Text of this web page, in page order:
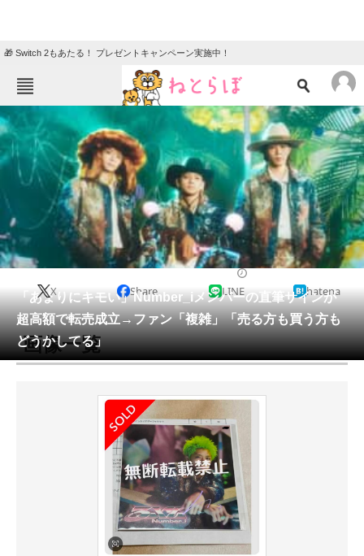
🎁 Switch 2もあたる！ プレゼントキャンペーン実施中！
ねとらぼメニュー
TOP ニュース
エンタメ クイズ
地域
住まい 教育・育児
動物 リサーチ
会員記事
メディア
注目記事を集めた総合ページ
ITの今と未来を見通す
スマホと通信の最新トレンド
進化するPCとデバイスの未来
好きが集まる 比べて選べる
ビジネスと働き方のヒント
「あまりにキモい」Number_iメンバーの直筆サインが
超高額で転売成立→ファン「複雑」「売る方も買う方も
どうかしてる」
X Share LINE hatena
画像一覧